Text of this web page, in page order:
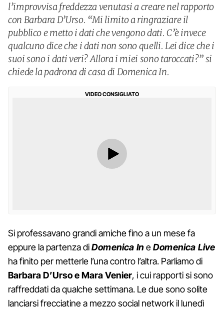
l’improvvisa freddezza venutasi a creare nel rapporto
con Barbara D’Urso. “Mi limito a ringraziare il
pubblico e metto i dati che vengono dati. C’è invece
qualcuno dice che i dati non sono quelli. Lei dice che i
suoi sono i dati veri? Allora i miei sono taroccati?” si
chiede la padrona di casa di Domenica In.
VIDEO CONSIGLIATO
Si professavano grandi amiche fino a un mese fa
eppure la partenza diDomenica In eDomenica Live
ha finito per metterle l’una contro l’altra. Parliamo di
Barbara D’Urso e Mara Venier, i cui rapporti si sono
raffreddati da qualche settimana. Le due sono solite
lanciarsi frecciatine a mezzo social network il lunedì